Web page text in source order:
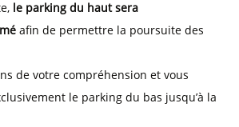
le parking du haut sera
afin de permettre la poursuite des
de votre compréhension et vous
le parking du bas jusqu’à la